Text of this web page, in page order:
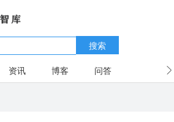
搜索
资讯 博客 问答